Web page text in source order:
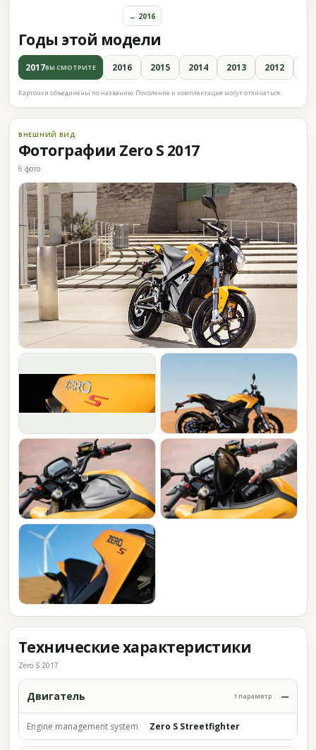
Годы этой модели
← 2016
2017ВЫ СМОТРИТЕ 2016 2015 2014 2013 2012
Карточки объединены по названию. Поколение и комплектация могут отличаться.
ВНЕШНИЙ ВИД
Фотографии Zero S 2017
6 фото
Технические характеристики
Zero S 2017
Двигатель 1 параметр
Engine management system Zero S Streetfighter